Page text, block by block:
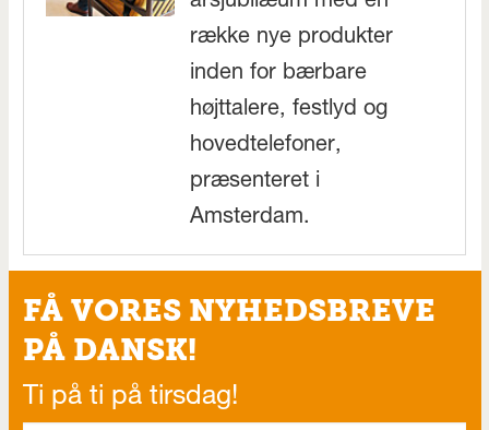
række nye produkter
inden for bærbare
højttalere, festlyd og
hovedtelefoner,
præsenteret i
Amsterdam.
FÅ VORES NYHEDSBREVE
PÅ DANSK!
Ti på ti på tirsdag!